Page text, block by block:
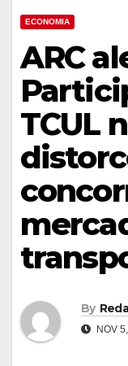
ECONOMIA
ARC
TCUL
By
NOV